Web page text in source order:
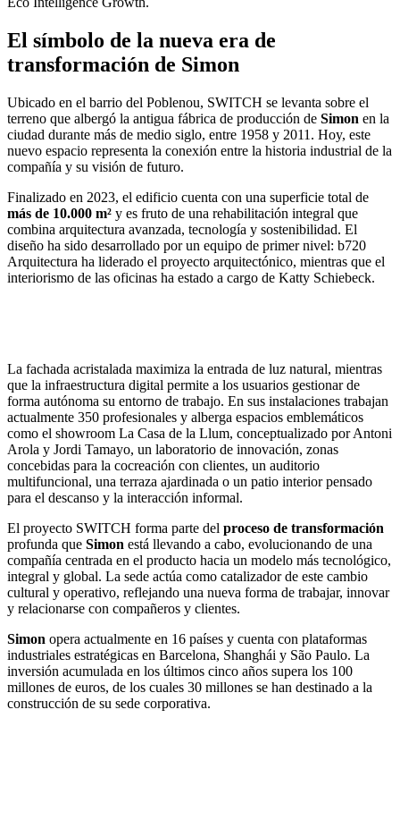
El símbolo de la nueva era de
transformación de Simon
Ubicado en el barrio del Poblenou, SWITCH se levanta sobre el
terreno que albergó la antigua fábrica de producción de Simon en la
ciudad durante más de medio siglo, entre 1958 y 2011. Hoy, este
nuevo espacio representa la conexión entre la historia industrial de la
compañía y su visión de futuro.
Finalizado en 2023, el edificio cuenta con una superficie total de
más de 10.000 m² y es fruto de una rehabilitación integral que
combina arquitectura avanzada, tecnología y sostenibilidad. El
diseño ha sido desarrollado por un equipo de primer nivel: b720
Arquitectura ha liderado el proyecto arquitectónico, mientras que el
interiorismo de las oficinas ha estado a cargo de Katty Schiebeck.
La fachada acristalada maximiza la entrada de luz natural, mientras
que la infraestructura digital permite a los usuarios gestionar de
forma autónoma su entorno de trabajo. En sus instalaciones trabajan
actualmente 350 profesionales y alberga espacios emblemáticos
como el showroom La Casa de la Llum, conceptualizado por Antoni
Arola y Jordi Tamayo, un laboratorio de innovación, zonas
concebidas para la cocreación con clientes, un auditorio
multifuncional, una terraza ajardinada o un patio interior pensado
para el descanso y la interacción informal.
El proyecto SWITCH forma parte del proceso de transformación
profunda que Simon está llevando a cabo, evolucionando de una
compañía centrada en el producto hacia un modelo más tecnológico,
integral y global. La sede actúa como catalizador de este cambio
cultural y operativo, reflejando una nueva forma de trabajar, innovar
y relacionarse con compañeros y clientes.
Simon opera actualmente en 16 países y cuenta con plataformas
industriales estratégicas en Barcelona, Shanghái y São Paulo. La
inversión acumulada en los últimos cinco años supera los 100
millones de euros, de los cuales 30 millones se han destinado a la
construcción de su sede corporativa.